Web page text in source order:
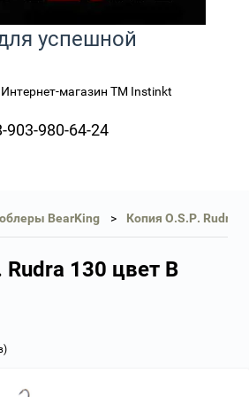
успешной
магазин TM Instinkt
903-980-64-24
BearKing Копия O.S.P. Rudra
Rudra 130 цвет B